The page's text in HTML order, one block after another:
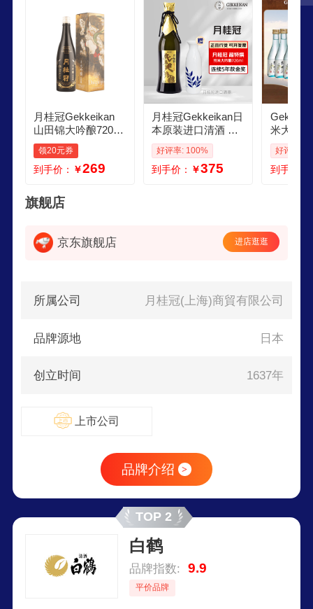
月桂冠Gekkeikan
山田锦大吟酿720ml
日本清酒 原装进口
领20元券
到手价： ￥269
月桂冠Gekkeikan日
本原装进口清酒 超
特撰纯米大吟酿720
ml 礼盒装 超特撰纯
米大吟酿720ml
好评率: 100%
到手价： ￥375
米大吟
纯米酿
进口清
0ml6
好评率:
到手价：
旗舰店
京东旗舰店 进店逛逛
所属公司 月桂冠(上海)商貿有限公司
品牌源地 日本
创立时间 1637年
上市公司
品牌介绍 >
TOP 2
白鹤
品牌指数: 9.9
平价品牌